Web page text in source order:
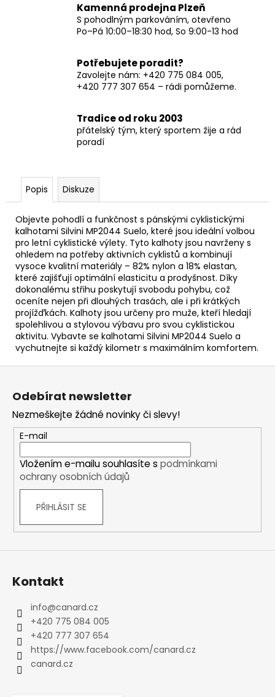
Kamenná prodejna Plzeň
S pohodlným parkováním, otevřeno
Po–Pá 10:00–18:30 hod, So 9:00-13 hod
Potřebujete poradit?
Zavolejte nám: +420 775 084 005,
+420 777 307 654 – rádi pomůžeme.
Tradice od roku 2003
přátelský tým, který sportem žije a rád
poradí
Popis Diskuze
Objevte pohodlí a funkčnost s pánskými cyklistickými
kalhotami Silvini MP2044 Suelo, které jsou ideální volbou
pro letní cyklistické výlety. Tyto kalhoty jsou navrženy s
ohledem na potřeby aktivních cyklistů a kombinují
vysoce kvalitní materiály – 82% nylon a 18% elastan,
které zajišťují optimální elasticitu a prodyšnost. Díky
dokonalému střihu poskytují svobodu pohybu, což
oceníte nejen při dlouhých trasách, ale i při krátkých
projížďkách. Kalhoty jsou určeny pro muže, kteří hledají
spolehlivou a stylovou výbavu pro svou cyklistickou
aktivitu. Vybavte se kalhotami Silvini MP2044 Suelo a
vychutnejte si každý kilometr s maximálním komfortem.
Z
Odebírat newsletter
Nezmeškejte žádné novinky či slevy!
E-mail
Vložením e-mailu souhlasíte s podmínkami
ochrany osobních údajů
PŘIHLÁSIT SE
Kontakt
info@canard.cz
+420 775 084 005
+420 777 307 654
https://www.facebook.com/canard.cz
canard.cz